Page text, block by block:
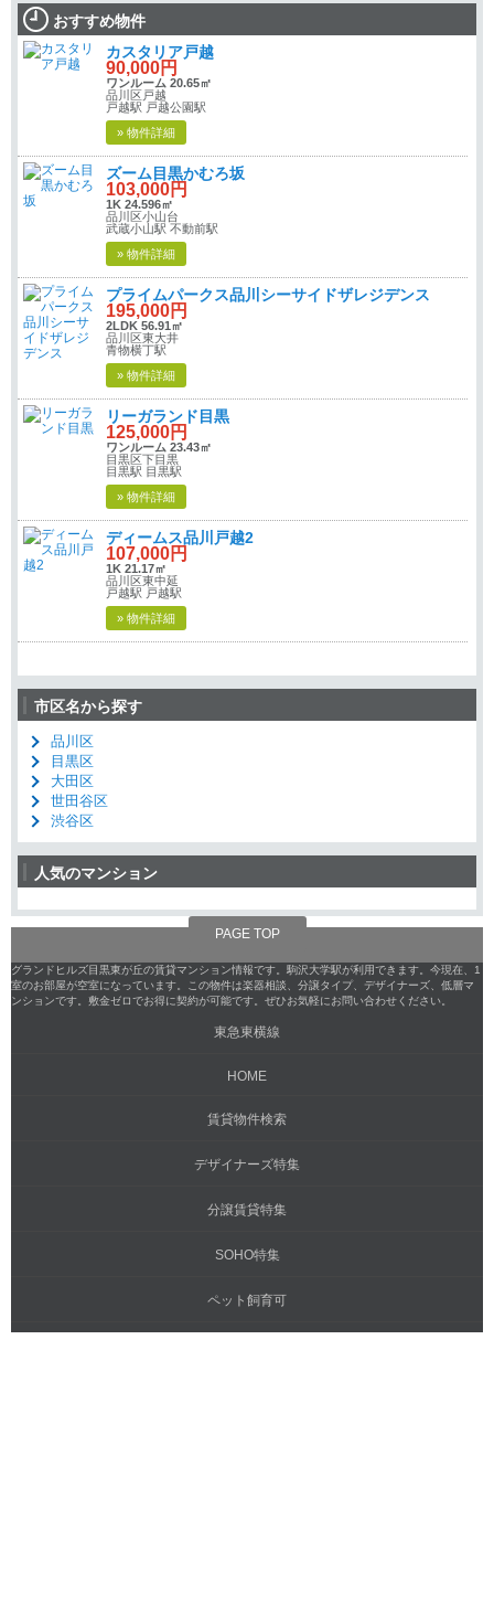
おすすめ物件
カスタリア戸越
90,000円
ワンルーム 20.65㎡
品川区戸越
戸越駅 戸越公園駅
» 物件詳細
ズーム目黒かむろ坂
103,000円
1K 24.596㎡
品川区小山台
武蔵小山駅 不動前駅
» 物件詳細
プライムパークス品川シーサイドザレジデンス
195,000円
2LDK 56.91㎡
品川区東大井
青物横丁駅
» 物件詳細
リーガランド目黒
125,000円
ワンルーム 23.43㎡
目黒区下目黒
目黒駅 目黒駅
» 物件詳細
ディームス品川戸越2
107,000円
1K 21.17㎡
品川区東中延
戸越駅 戸越駅
» 物件詳細
市区名から探す
品川区
目黒区
大田区
世田谷区
渋谷区
人気のマンション
PAGE TOP
グランドヒルズ目黒東が丘の賃貸マンション情報です。駒沢大学駅が利用できます。今現在、1
室のお部屋が空室になっています。この物件は楽器相談、分譲タイプ、デザイナーズ、低層マ
ンションです。敷金ゼロでお得に契約が可能です。ぜひお気軽にお問い合わせください。
東急東横線
HOME
賃貸物件検索
デザイナーズ特集
分譲賃貸特集
SOHO特集
ペット飼育可